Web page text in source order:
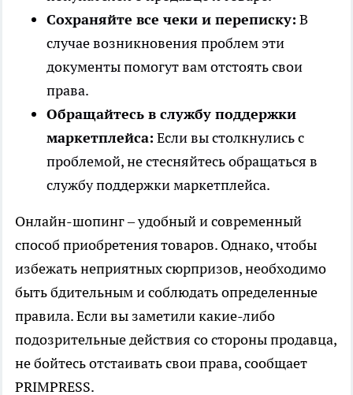
Сохраняйте все чеки и переписку: В
случае возникновения проблем эти
документы помогут вам отстоять свои
права.
Обращайтесь в службу поддержки
маркетплейса: Если вы столкнулись с
проблемой, не стесняйтесь обращаться в
службу поддержки маркетплейса.
Онлайн-шопинг – удобный и современный
способ приобретения товаров. Однако, чтобы
избежать неприятных сюрпризов, необходимо
быть бдительным и соблюдать определенные
правила. Если вы заметили какие-либо
подозрительные действия со стороны продавца,
не бойтесь отстаивать свои права, сообщает
PRIMPRESS.